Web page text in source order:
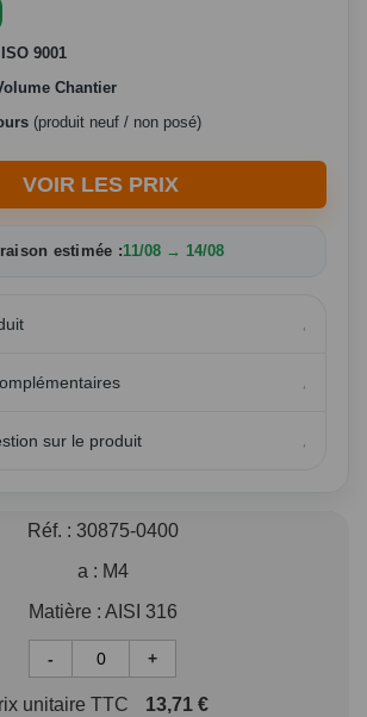
9001
Chantier
(produit neuf / non posé)
VOIR LES PRIX
estimée :11/08 → 14/08
sur le produit
Réf. : 30875-0400
a : M4
Matière : AISI 316
- +
unitaire TTC 13,71 €